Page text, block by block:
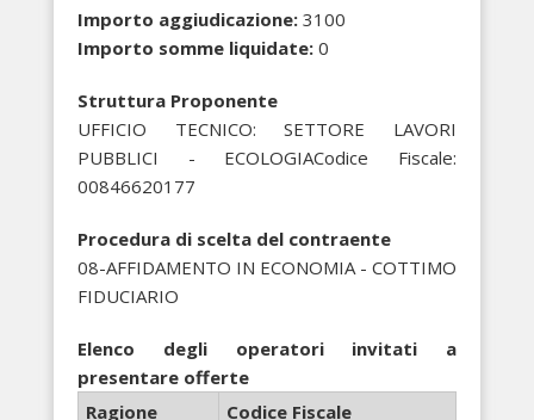
Importo aggiudicazione: 3100
Importo somme liquidate: 0
Struttura Proponente
UFFICIO TECNICO: SETTORE LAVORI
PUBBLICI - ECOLOGIACodice Fiscale:
00846620177
Procedura di scelta del contraente
08-AFFIDAMENTO IN ECONOMIA - COTTIMO
FIDUCIARIO
Elenco degli operatori invitati a
presentare offerte
Ragione
Codice Fiscale